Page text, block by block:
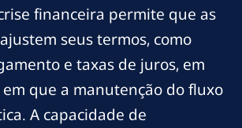
financeira permite que as
seus termos, como
e taxas de juros, em
que a manutenção do fluxo
A capacidade de